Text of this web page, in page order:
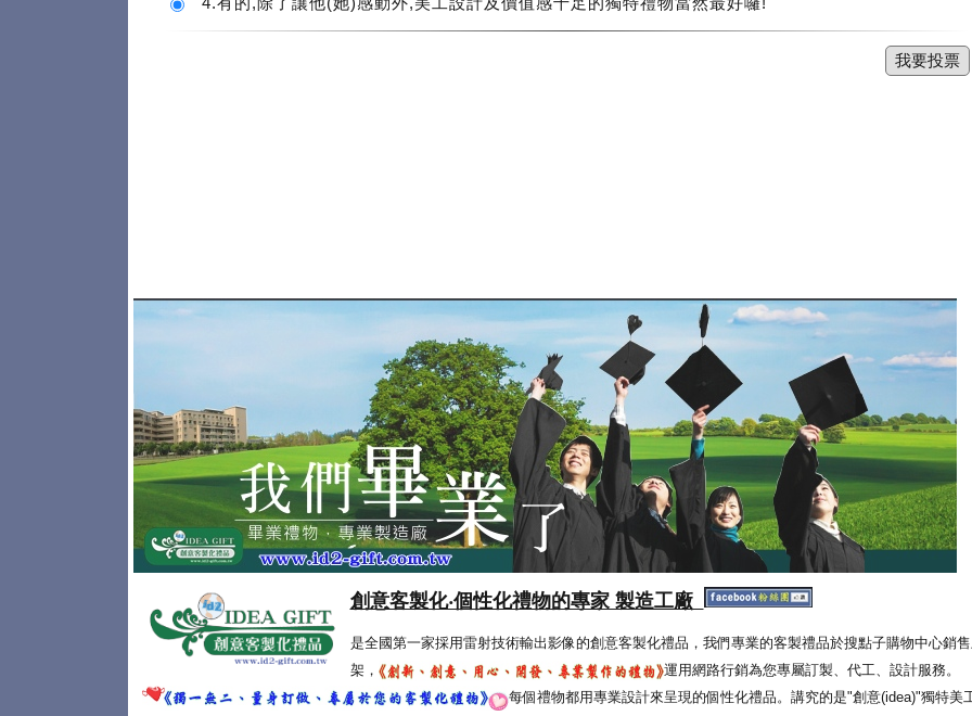
創意客製化‧個性化禮物的專家 製造工廠
是全國第一家採用雷射技術輸出影像的創意客製化禮品，我們專業的客製禮品於搜點子購物中心銷
架，
運用網路行銷為您專屬訂製、代工、設計服務。
每個禮物都用專業設計來呈現的個性化禮品。講究的是"創意(idea)"獨特美